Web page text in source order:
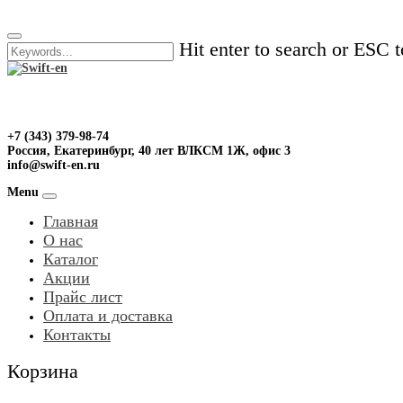
to
content
Hit enter to search or ESC
+7 (343) 379-98-74
Россия, Екатеринбург, 40 лет ВЛКСМ 1Ж, офис 3
info@swift-en.ru
Menu
Главная
О нас
Каталог
Акции
Прайс лист
Оплата и доставка
Контакты
Корзина